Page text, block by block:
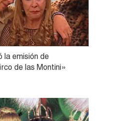
la emisión de
de las Montini»